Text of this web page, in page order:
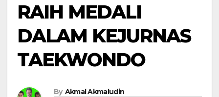
RAIH MEDALI
DALAM KEJURNAS
TAEKWONDO
By Akmal Akmaludin